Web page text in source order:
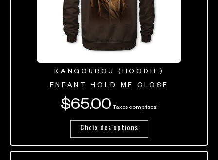
KANGOUROU (HOODIE)
ENFANT HOLD ME CLOSE
$65.00 Taxes comprises!
Choix des options